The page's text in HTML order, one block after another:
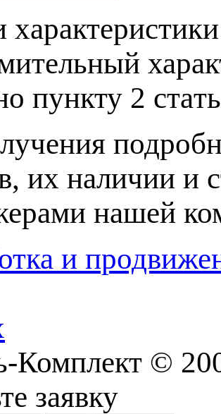
пункту 2
их нaличии и
нашей
и
Комплект ©
заявку